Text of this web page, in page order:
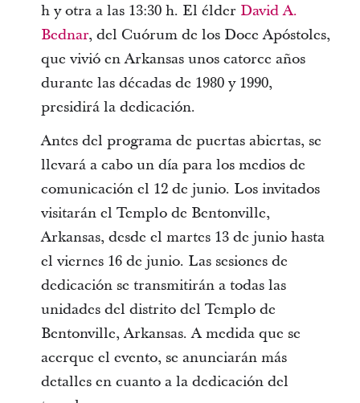
h y otra a las 13:30 h. El élder David A.
Bednar, del Cuórum de los Doce Apóstoles,
que vivió en Arkansas unos catorce años
durante las décadas de 1980 y 1990,
presidirá la dedicación.
Antes del programa de puertas abiertas, se
llevará a cabo un día para los medios de
comunicación el 12 de junio. Los invitados
visitarán el Templo de Bentonville,
Arkansas, desde el martes 13 de junio hasta
el viernes 16 de junio. Las sesiones de
dedicación se transmitirán a todas las
unidades del distrito del Templo de
Bentonville, Arkansas. A medida que se
acerque el evento, se anunciarán más
detalles en cuanto a la dedicación del